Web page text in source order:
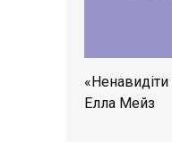
Елла Мейз